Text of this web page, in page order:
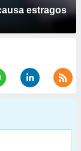
estragos